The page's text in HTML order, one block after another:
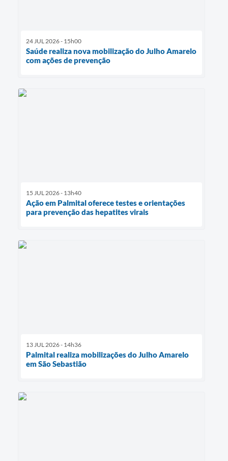
24 JUL 2026 - 15h00
Saúde realiza nova mobilização do Julho Amarelo
com ações de prevenção
15 JUL 2026 - 13h40
Ação em Palmital oferece testes e orientações
para prevenção das hepatites virais
13 JUL 2026 - 14h36
Palmital realiza mobilizações do Julho Amarelo
em São Sebastião